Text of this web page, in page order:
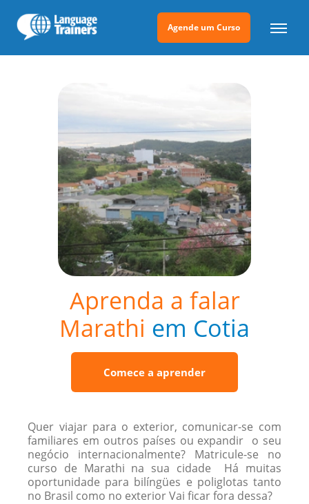
Agende um Curso
Aprenda a falar
Marathi em Cotia
Comece a aprender
Quer viajar para o exterior, comunicar-se com
familiares em outros países ou expandir o seu
negócio internacionalmente? Matricule-se no
curso de Marathi na sua cidade Há muitas
oportunidade para bilíngües e poliglotas tanto
no Brasil como no exterior Vai ficar fora dessa?